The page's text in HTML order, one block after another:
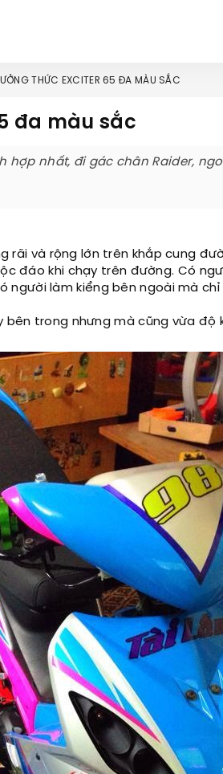
THỨC EXCITER 65 ĐA MÀU SẮC
đa màu sắc
hợp nhất, đi gác chân Raider,
rãi và rộng lớn trên khắp cung
đáo khi chạy trên đường. Có
làm kiểng bên ngoài mà
trong nhưng mà cũng vừa độ